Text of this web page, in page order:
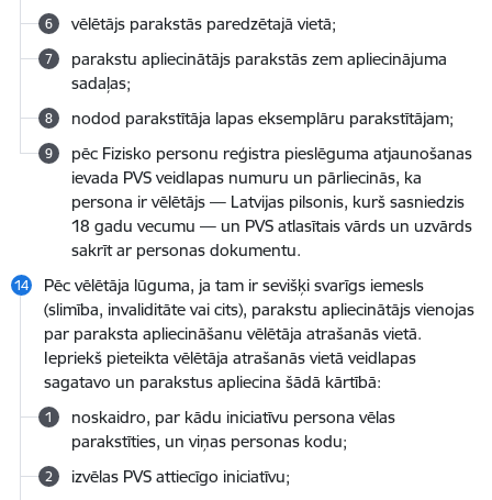
vēlētājs parakstās paredzētajā vietā;
parakstu apliecinātājs parakstās zem apliecinājuma
sadaļas;
nodod parakstītāja lapas eksemplāru parakstītājam;
pēc Fizisko personu reģistra pieslēguma atjaunošanas
ievada PVS veidlapas numuru un pārliecinās, ka
persona ir vēlētājs — Latvijas pilsonis, kurš sasniedzis
18 gadu vecumu — un PVS atlasītais vārds un uzvārds
sakrīt ar personas dokumentu.
Pēc vēlētāja lūguma, ja tam ir sevišķi svarīgs iemesls
(slimība, invaliditāte vai cits), parakstu apliecinātājs vienojas
par paraksta apliecināšanu vēlētāja atrašanās vietā.
Iepriekš pieteikta vēlētāja atrašanās vietā veidlapas
sagatavo un parakstus apliecina šādā kārtībā:
noskaidro, par kādu iniciatīvu persona vēlas
parakstīties, un viņas personas kodu;
izvēlas PVS attiecīgo iniciatīvu;